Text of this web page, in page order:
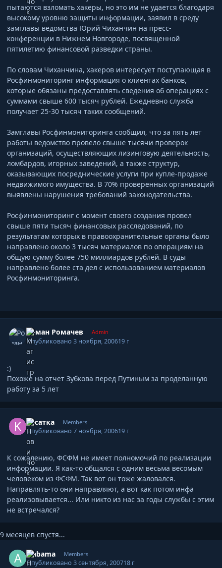
пытаются взломать хакеры, но это им не удается благодаря
высокому уровню защиты информации, заявил в среду
замглавы ведомства Юрий Чиханчин на пресс-
конференции в Нижнем Новгороде, посвященной
пятилетию финансовой разведки страны.
По словам Чиханчина, хакеров интересует поступающая в
Росфинмониторинг информация о клиентах банков,
которые обязаны предоставлять сведения об операциях с
суммами свыше 600 тысяч рублей. Ежедневно служба
получает 25-30 тысяч таких сообщений.
Замглавы Росфинмониторинга сообщил, что за пять лет
работы ведомство провело свыше тысячи проверок
организаций, осуществляющих лизинговую деятельность,
ломбардов, игорных заведений, а также структур,
оказывающих посреднические услуги при купле-продаже
недвижимого имущества. В 70% проверенных организаций
выявлены нарушения требований законодательства.
Росфинмониторинг с момент своего создания провел
свыше пяти тысяч финансовых расследований, по
результатам которых в правоохранительные органы было
направлено около 3 тысяч материалов по операциям на
общую сумму более 750 миллиардов рублей. В суды
направлено более ста дел с использованием материалов
Росфинмониторинга.
Роман Ромачев Admin
Опубликовано3 ноября, 200619 г
:)
Похоже на отчет Зубкова перед Путиным за проделанную
работу за 5 лет
Касатка Members
Опубликовано7 ноября, 200619 г
К сожалению, ФСФМ не имеет полномочий по реализации
информации. Я как-то общался с одним весьма весомым
человеком из ФСФМ. Так вот он тоже жаловался.
Направлять-то они направляют, а вот как потом инфа
реализовывается... Или никто из нас за годы службы с этим
не встречался?
9 месяцев спустя...
alabama Members
Опубликовано3 сентября, 200718 г